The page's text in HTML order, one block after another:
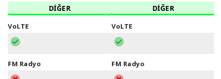
DİĞER
VoLTE
FM Radyo
DİĞER
VoLTE
FM Radyo